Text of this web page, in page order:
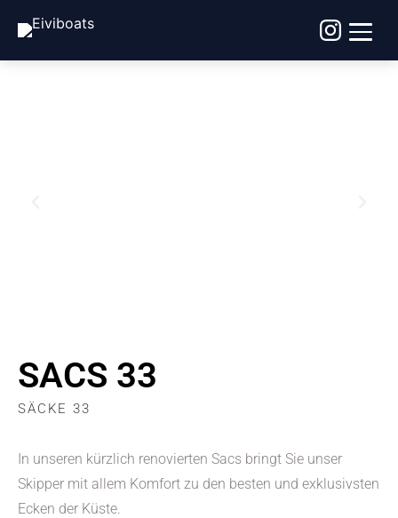
SACS 33
SÄCKE 33
In unseren kürzlich renovierten Sacs bringt Sie unser
Skipper mit allem Komfort zu den besten und exklusivsten
Ecken der Küste.